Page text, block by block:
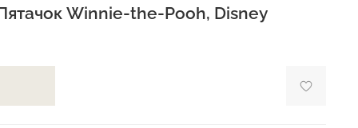
Winnie-the-Pooh, Disney